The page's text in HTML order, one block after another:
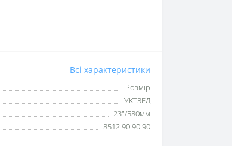
Всі характеристики
Розмір
УКТЗЕД
23"/580мм
8512 90 90 90